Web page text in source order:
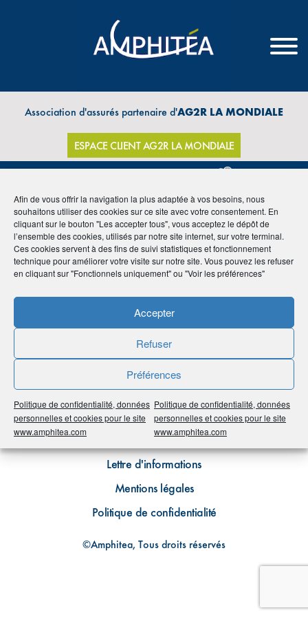
Afin de vous offrir la navigation la plus adaptée à vos besoins, nous
souhaitons utiliser des cookies sur ce site avec votre consentement. En
cliquant sur le bouton "Les accepter tous", vous acceptez le dépôt de
l’ensemble des cookies, utilisés par notre site internet, sur votre terminal.
Ces cookies servent à des fins de suivi statistiques et fonctionnement
technique pour améliorer votre visite sur notre site. Vous pouvez les refuser
en cliquant sur "Fonctionnels uniquement" ou "Voir les préférences"
Accepter
Refuser
Préférences
Politique de confidentialité, données
personnelles et cookies pour le site
www.amphitea.com
Politique de confidentialité, données
personnelles et cookies pour le site
www.amphitea.com
Association d'assurés partenaire d'AG2R LA MONDIALE
ESPACE CLIENT AG2R LA MONDIALE
THÈMES
Archive
Plan du site
Contact
Lettre d'informations
Mentions légales
Politique de confidentialité
©Amphitea, Tous droits réservés